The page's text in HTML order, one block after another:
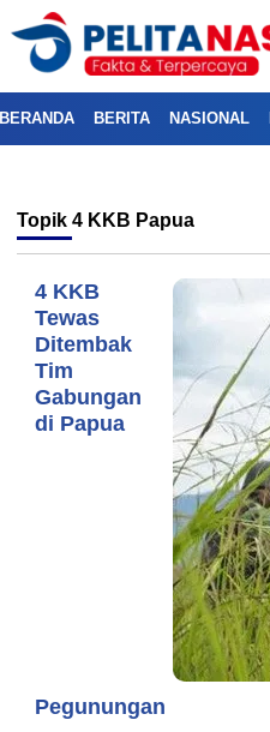
BERANDA BERITA NASIONAL
Topik 4 KKB Papua
4 KKB
Tewas
Ditembak
Tim
Gabungan
di Papua
Pegunungan